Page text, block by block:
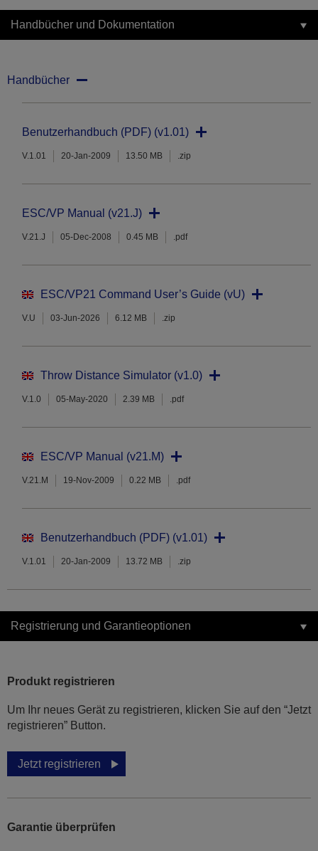
Handbücher und Dokumentation
Handbücher
Benutzerhandbuch (PDF) (v1.01)
V.1.01 20-Jan-2009 13.50 MB .zip
ESC/VP Manual (v21.J)
V.21.J 05-Dec-2008 0.45 MB .pdf
ESC/VP21 Command User’s Guide (vU)
V.U 03-Jun-2026 6.12 MB .zip
Throw Distance Simulator (v1.0)
V.1.0 05-May-2020 2.39 MB .pdf
ESC/VP Manual (v21.M)
V.21.M 19-Nov-2009 0.22 MB .pdf
Benutzerhandbuch (PDF) (v1.01)
V.1.01 20-Jan-2009 13.72 MB .zip
Registrierung und Garantieoptionen
Produkt registrieren
Um Ihr neues Gerät zu registrieren, klicken Sie auf den “Jetzt
registrieren” Button.
Jetzt registrieren
Garantie überprüfen